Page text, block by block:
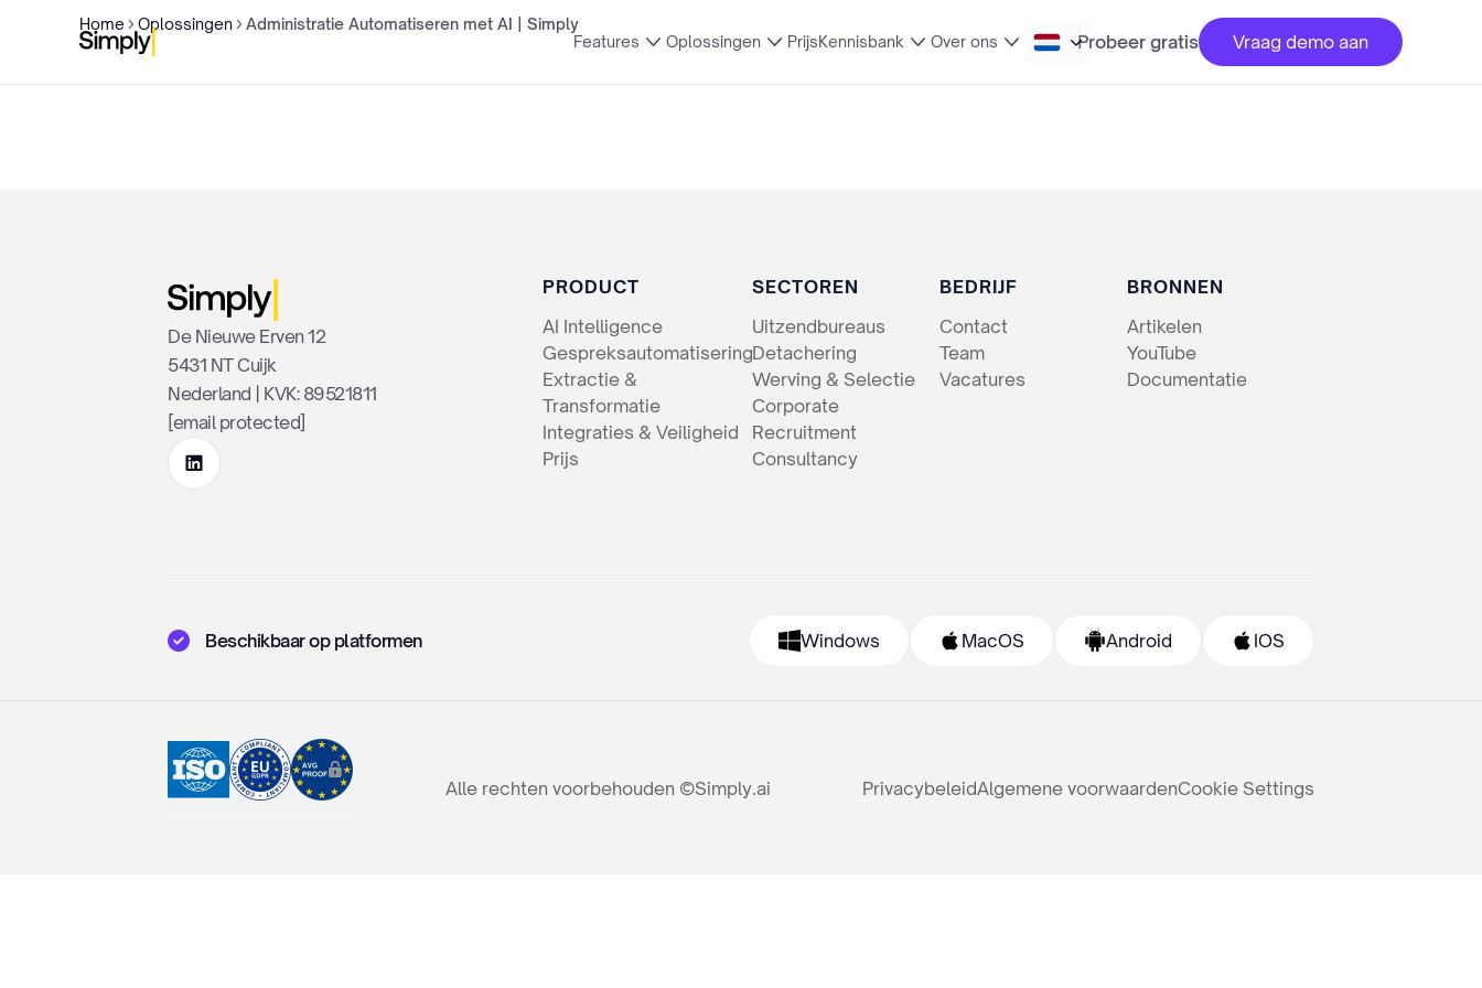
Features Oplossingen PrijsKennisbank Over ons Probeer gratis Vraag demo aan
Home Oplossingen Administratie Automatiseren met AI | Simply
De Nieuwe Erven 12
5431 NT Cuijk
Nederland | KVK: 89521811
[email protected]
PRODUCT
AI Intelligence
Gespreksautomatisering
Extractie &
Transformatie
Integraties & Veiligheid
Prijs
SECTOREN
Uitzendbureaus
Detachering
Werving & Selectie
Corporate
Recruitment
Consultancy
BEDRIJF
Contact
Team
Vacatures
BRONNEN
Artikelen
YouTube
Documentatie
Beschikbaar op platformen Windows MacOS Android IOS
Alle rechten voorbehouden ©Simply.ai PrivacybeleidAlgemene voorwaardenCookie Settings